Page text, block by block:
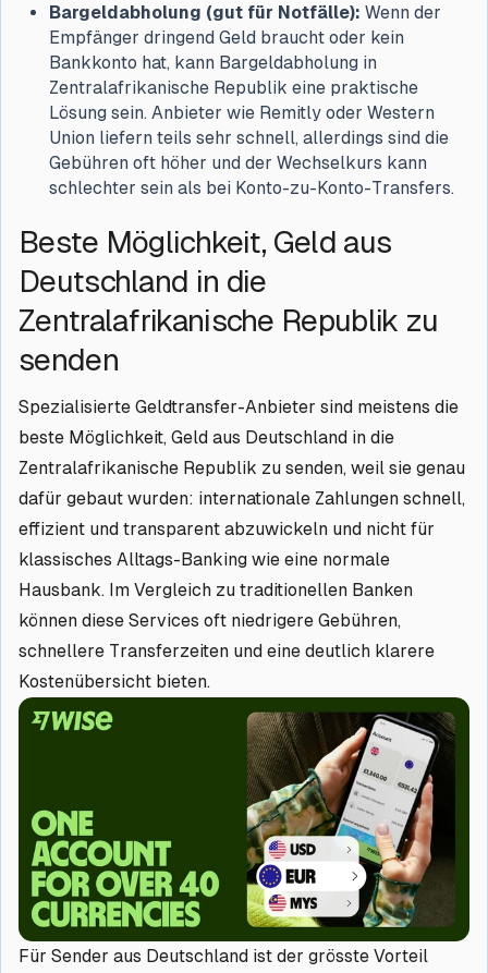
Bargeldabholung (gut für Notfälle): Wenn der
Empfänger dringend Geld braucht oder kein
Bankkonto hat, kann Bargeldabholung in
Zentralafrikanische Republik eine praktische
Lösung sein. Anbieter wie Remitly oder Western
Union liefern teils sehr schnell, allerdings sind die
Gebühren oft höher und der Wechselkurs kann
schlechter sein als bei Konto-zu-Konto-Transfers.
Beste Möglichkeit, Geld aus
Deutschland in die
Zentralafrikanische Republik zu
senden
Spezialisierte Geldtransfer-Anbieter sind meistens die
beste Möglichkeit, Geld aus Deutschland in die
Zentralafrikanische Republik zu senden, weil sie genau
dafür gebaut wurden: internationale Zahlungen schnell,
effizient und transparent abzuwickeln und nicht für
klassisches Alltags-Banking wie eine normale
Hausbank. Im Vergleich zu traditionellen Banken
können diese Services oft niedrigere Gebühren,
schnellere Transferzeiten und eine deutlich klarere
Kostenübersicht bieten.
Für Sender aus Deutschland ist der grösste Vorteil